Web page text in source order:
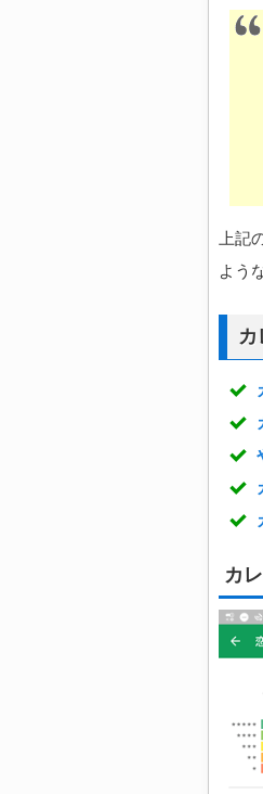
上記
よう
カ
カ